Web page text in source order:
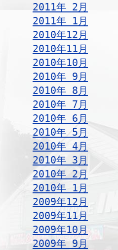
2011年 2月
2011年 1月
2010年12月
2010年11月
2010年10月
2010年 9月
2010年 8月
2010年 7月
2010年 6月
2010年 5月
2010年 4月
2010年 3月
2010年 2月
2010年 1月
2009年12月
2009年11月
2009年10月
2009年 9月